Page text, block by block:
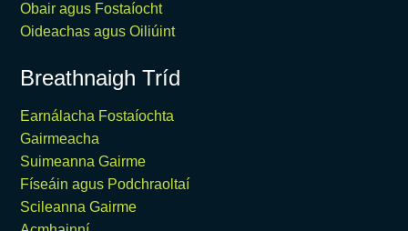
Obair agus Fostaíocht
Oideachas agus Oiliúint
Breathnaigh Tríd
Earnálacha Fostaíochta
Gairmeacha
Suimeanna Gairme
Físeáin agus Podchraoltaí
Scileanna Gairme